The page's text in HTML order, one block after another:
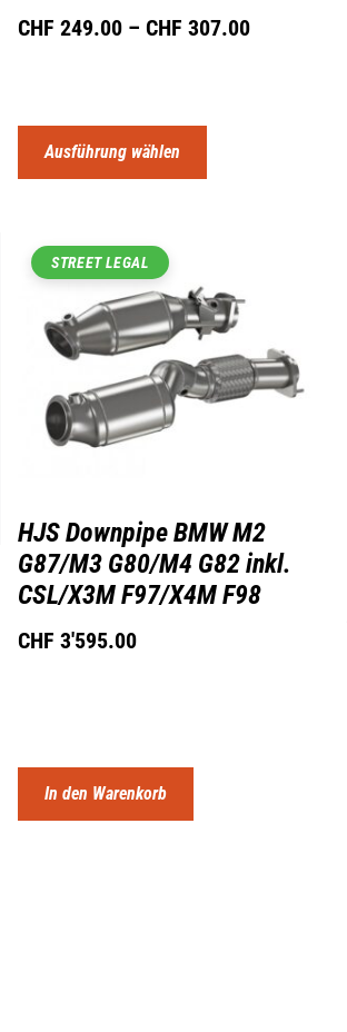
CHF 249.00 –CHF 307.00
Ausführung wählen
STREET LEGAL
HJS Downpipe BMW M2
G87/M3 G80/M4 G82 inkl.
CSL/X3M F97/X4M F98
CHF 3'595.00
In den Warenkorb